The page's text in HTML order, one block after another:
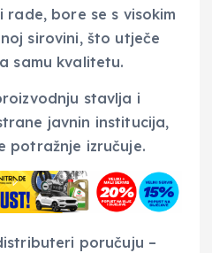
bore se s visokim
sirovini, što utječe
samu kvalitetu.
stavlja i
javnin institucija,
potražnje izručuje.
poručuju –